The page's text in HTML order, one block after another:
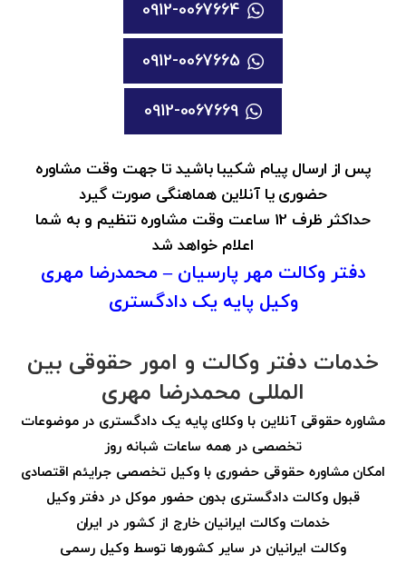
0912-0067664
0912-0067665
0912-0067669
پس از ارسال پیام شکیبا باشید تا جهت وقت مشاوره
حضوری یا آنلاین هماهنگی صورت گیرد
حداکثر ظرف 12 ساعت وقت مشاوره تنظیم و به شما
اعلام خواهد شد
دفتر وکالت مهر پارسیان – محمدرضا مهری
وکیل پایه یک دادگستری
خدمات دفتر وکالت و امور حقوقی بین
المللی محمدرضا مهری
مشاوره حقوقی آنلاین با وکلای پایه یک دادگستری در موضوعات
تخصصی در همه ساعات شبانه روز
امکان مشاوره حقوقی حضوری با وکیل تخصصی جرایئم اقتصادی
قبول وکالت دادگستری بدون حضور موکل در دفتر وکیل
خدمات وکالت ایرانیان خارج از کشور در ایران
وکالت ایرانیان در سایر کشورها توسط وکیل رسمی